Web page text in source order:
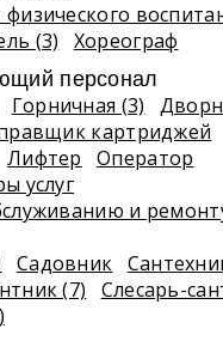
(3) Хореограф
персонал
Горничная (3)
картриджей
Лифтер
Оператор
услуг
и
Садовник
(7)
Слесарь-